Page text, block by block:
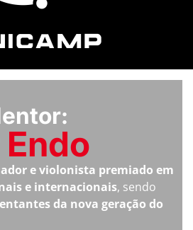
e violonista premiado em
e internacionais, sendo
da nova geração do